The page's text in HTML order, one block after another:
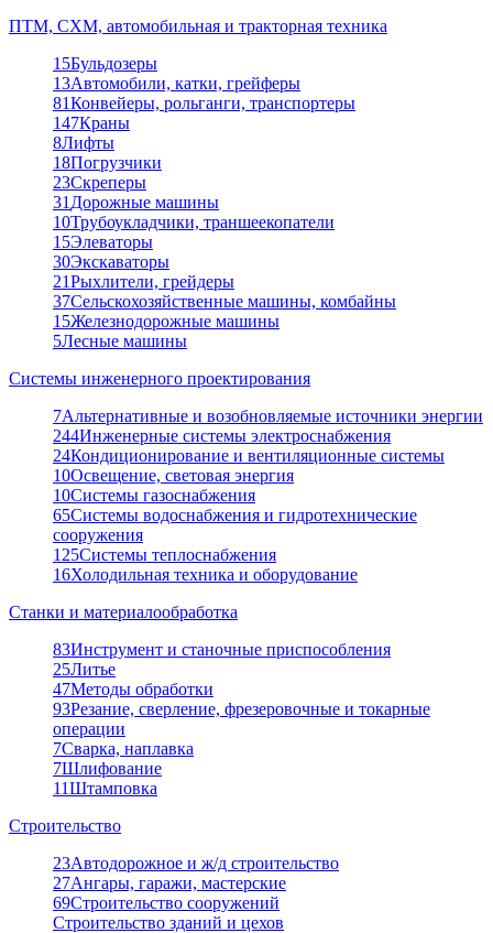
ПТМ, СХМ, автомобильная и тракторная техника
15Бульдозеры
13Автомобили, катки, грейферы
81Конвейеры, рольганги, транспортеры
147Краны
8Лифты
18Погрузчики
23Скреперы
31 Дорожные машины
10Трубоукладчики, траншеекопатели
15Элеваторы
30Экскаваторы
21Рыхлители, грейдеры
37Сельскохозяйственные машины, комбайны
15Железнодорожные машины
5Лесные машины
Системы инженерного проектирования
7Альтернативные и возобновляемые источники энергии
244Инженерные системы электроснабжения
24Кондиционирование и вентиляционные системы
10Освещение, световая энергия
10Системы газоснабжения
65Системы водоснабжения и гидротехнические
сооружения
125Системы теплоснабжения
16Холодильная техника и оборудование
Станки и материалообработка
83Инструмент и станочные приспособления
25Литье
47Методы обработки
93Резание, сверление, фрезеровочные и токарные
операции
7Сварка, наплавка
7Шлифование
11Штамповка
Строительство
23Автодорожное и ж/д строительство
27Ангары, гаражи, мастерские
69Строительство сооружений
Строительство зданий и цехов